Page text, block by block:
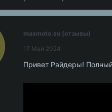
maxmoto.su (отзывы)
17 Май 2024
Привет Райдеры! Полный